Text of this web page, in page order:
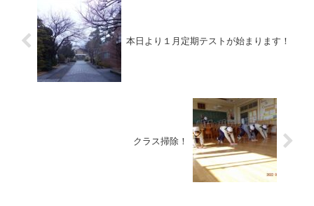
本日より１月定期テストが始まります！
クラス掃除！